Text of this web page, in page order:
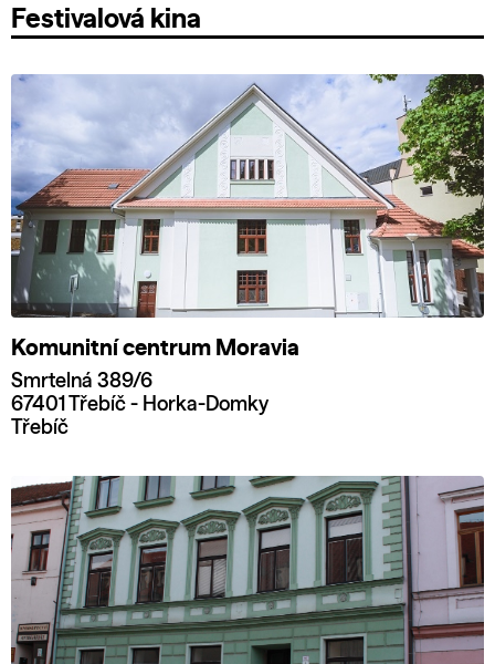
Festivalová kina
Komunitní centrum Moravia
Smrtelná 389/6
67401 Třebíč - Horka-Domky
Třebíč